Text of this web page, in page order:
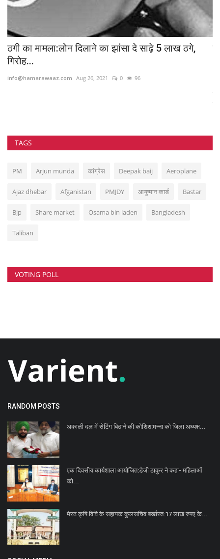
ठगी का मामला:लोन दिलाने का झांसा दे साढ़े 5 लाख ठगे,
गिरोह...
info@hamarawaaz.com Aug 26, 2021 0 96
TAGS
PM Arjun munda कांग्रेस Deepak baij Aeroplane
Ajaz dhebar Afganistan PMJDY आयुष्मान कार्ड Bastar
Bjp Share market Osama bin laden Bangladesh
Taliban
VOTING POLL
RANDOM POSTS
अकाली दल में सेटिंग बिठाने की कोशिश:मन्ना को जिला अध्यक्ष...
एक दिवसीय कार्यशाला आयोजित:डेजी ठाकुर ने कहा- महिलाओं
काे...
मेरठ कृषि विवि के सहायक कुलसचिव बर्खास्त:17 लाख रुपए के...